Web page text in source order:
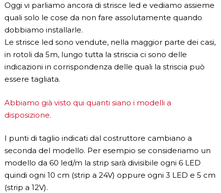
Oggi vi parliamo ancora di strisce led e vediamo assieme
quali solo le cose da non fare assolutamente quando
dobbiamo installarle.
Le strisce led sono vendute, nella maggior parte dei casi,
in rotoli da 5m, lungo tutta la striscia ci sono delle
indicazioni in corrispondenza delle quali la striscia può
essere tagliata.
Abbiamo già visto qui quanti siano i modelli a
disposizione.
I punti di taglio indicati dal costruttore cambiano a
seconda del modello. Per esempio se consideriamo un
modello da 60 led/m la strip sarà divisibile ogni 6 LED
quindi ogni 10 cm (strip a 24V) oppure ogni 3 LED e 5 cm
(strip a 12V).